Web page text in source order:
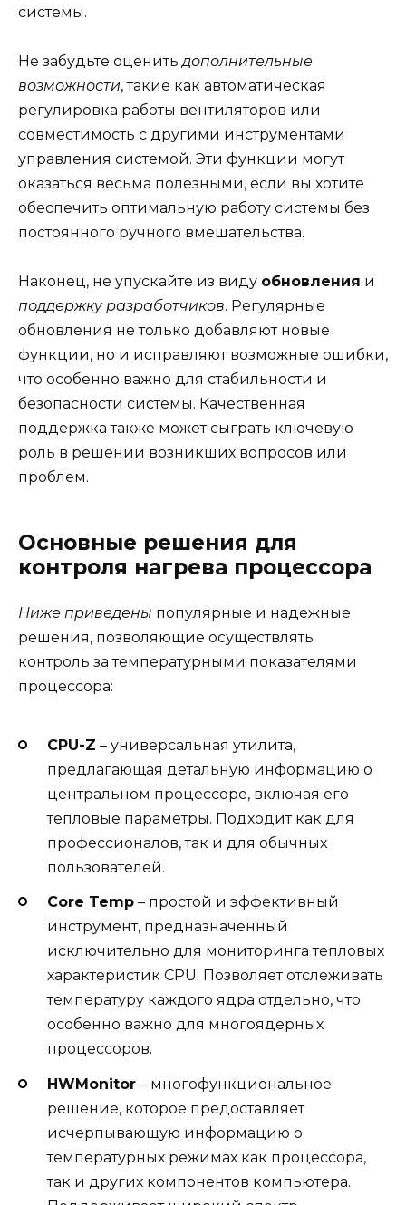
системы.
Не забудьте оценить дополнительные
возможности, такие как автоматическая
регулировка работы вентиляторов или
совместимость с другими инструментами
управления системой. Эти функции могут
оказаться весьма полезными, если вы хотите
обеспечить оптимальную работу системы без
постоянного ручного вмешательства.
Наконец, не упускайте из виду обновления и
поддержку разработчиков. Регулярные
обновления не только добавляют новые
функции, но и исправляют возможные ошибки,
что особенно важно для стабильности и
безопасности системы. Качественная
поддержка также может сыграть ключевую
роль в решении возникших вопросов или
проблем.
Основные решения для
контроля нагрева процессора
Ниже приведены популярные и надежные
решения, позволяющие осуществлять
контроль за температурными показателями
процессора:
CPU-Z – универсальная утилита,
предлагающая детальную информацию о
центральном процессоре, включая его
тепловые параметры. Подходит как для
профессионалов, так и для обычных
пользователей.
Core Temp – простой и эффективный
инструмент, предназначенный
исключительно для мониторинга тепловых
характеристик CPU. Позволяет отслеживать
температуру каждого ядра отдельно, что
особенно важно для многоядерных
процессоров.
HWMonitor – многофункциональное
решение, которое предоставляет
исчерпывающую информацию о
температурных режимах как процессора,
так и других компонентов компьютера.